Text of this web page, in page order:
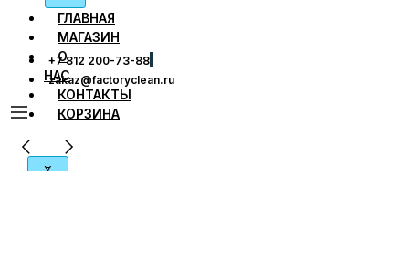
ГЛАВНАЯ
МАГАЗИН
О
НАС
КОНТАКТЫ
КОРЗИНА
X
+7 812 200-73-88
zakaz@factoryclean.ru